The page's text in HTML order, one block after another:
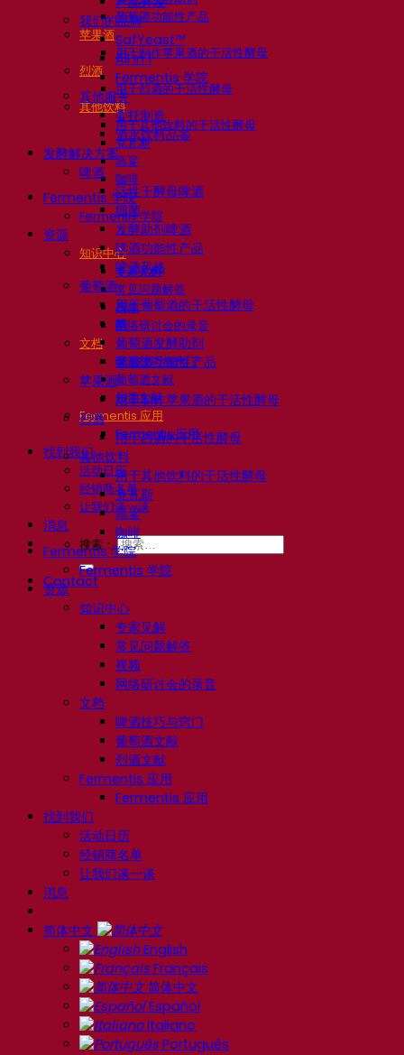
葡萄酒功能性产品
苹果酒
用于制作苹果酒的干活性酵母
烈酒
用于烈酒的干活性酵母
其他饮料
用于其他饮料的干活性酵母
克瓦斯
高粱
咖啡
Fermentis 学院
Fermentis 学院
资源
知识中心
专家见解
常见问题解答
视频
网络研讨会的录音
文档
啤酒技巧与窍门
葡萄酒文献
烈酒文献
Fermentis 应用
Fermentis 应用
找到我们
活动日历
经销商名单
让我们谈一谈
消息
搜索：
Contact
我们的品牌
SafYeast™
All In 1
Fermentis 学院
其他服务
委托制造
酒水饮料品鉴
发酵解决方案
啤酒
活性干酵母啤酒
细菌
发酵助剂啤酒
啤酒功能性产品
啤酒风格
葡萄酒
用于葡萄酒的干活性酵母
酶
葡萄酒发酵助剂
葡萄酒功能性产品
苹果酒
用于制作苹果酒的干活性酵母
烈酒
用于烈酒的干活性酵母
其他饮料
用于其他饮料的干活性酵母
克瓦斯
高粱
咖啡
Fermentis 学院
Fermentis 学院
资源
知识中心
专家见解
常见问题解答
视频
网络研讨会的录音
文档
啤酒技巧与窍门
葡萄酒文献
烈酒文献
Fermentis 应用
Fermentis 应用
找到我们
活动日历
经销商名单
让我们谈一谈
消息
简体中文
English
Français
简体中文
Español
Italiano
Português